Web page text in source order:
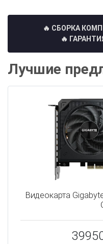
🔥 СБОРКА
🔥
Лучшие
Видеокарта